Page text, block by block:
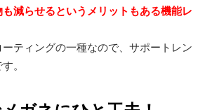
減らせるというメリットもある機能レ
ティングの一種なので、サポートレン
。